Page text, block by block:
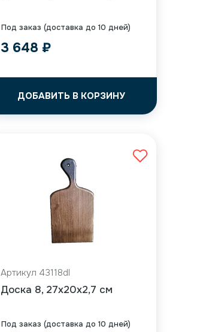
Под заказ (доставка до 10 дней)
3 648 ₽
ДОБАВИТЬ В КОРЗИНУ
Под заказ (доставка до 10 дней)
Артикул 43118dl
Доска 8, 27x20x2,7 см